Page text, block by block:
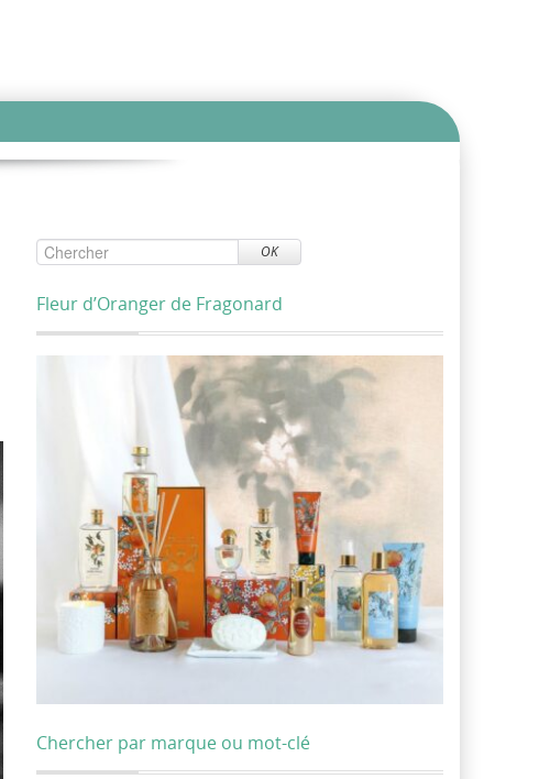
OK
Fleur d’Oranger de Fragonard
Chercher par marque ou mot-clé